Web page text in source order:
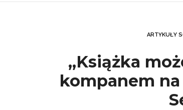
ARTYKUŁY
„Książka
kompanem